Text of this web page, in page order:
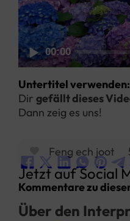
00:00
Untertitel verwenden:
Dir gefällt dieses
Dann zeig es uns!
Feng ech joot
Jetzt auf Social
Kommentare zu
Über den